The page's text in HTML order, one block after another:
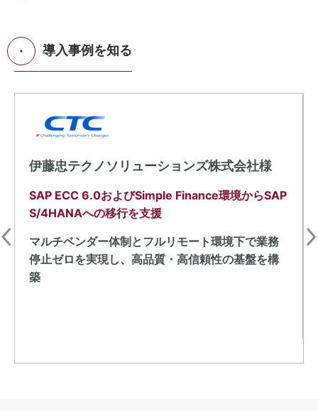
導入事例を知る
伊藤忠テクノソリューションズ株式会社様
SAP ECC 6.0およびSimple Finance環境からSAP
S/4HANAへの移行を支援
マルチベンダー体制とフルリモート環境下で業務
停止ゼロを実現し、高品質・高信頼性の基盤を構
築